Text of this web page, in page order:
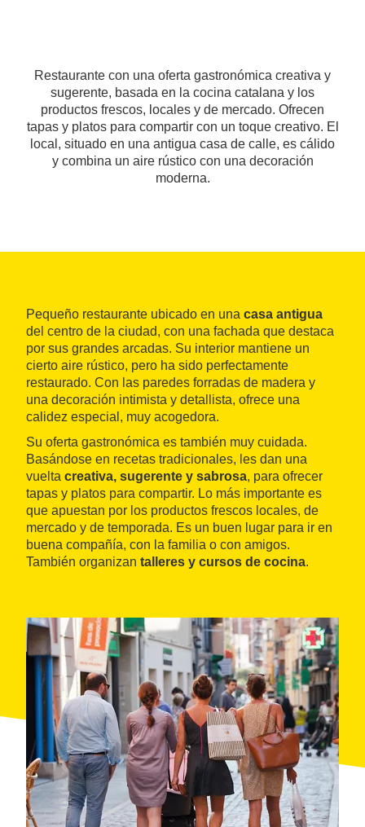
Restaurante con una oferta gastronómica creativa y
sugerente, basada en la cocina catalana y los
productos frescos, locales y de mercado. Ofrecen
tapas y platos para compartir con un toque creativo. El
local, situado en una antigua casa de calle, es cálido
y combina un aire rústico con una decoración
moderna.
Pequeño restaurante ubicado en una casa antigua
del centro de la ciudad, con una fachada que destaca
por sus grandes arcadas. Su interior mantiene un
cierto aire rústico, pero ha sido perfectamente
restaurado. Con las paredes forradas de madera y
una decoración intimista y detallista, ofrece una
calidez especial, muy acogedora.
Su oferta gastronómica es también muy cuidada.
Basándose en recetas tradicionales, les dan una
vuelta creativa, sugerente y sabrosa, para ofrecer
tapas y platos para compartir. Lo más importante es
que apuestan por los productos frescos locales, de
mercado y de temporada. Es un buen lugar para ir en
buena compañía, con la familia o con amigos.
También organizan talleres y cursos de cocina.